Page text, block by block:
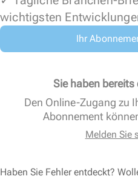
wichtigsten
Ihr
Sie haben
Den Online-Zugang zu
Abonnement
Melden Sie
Haben Sie Fehler entdeckt?